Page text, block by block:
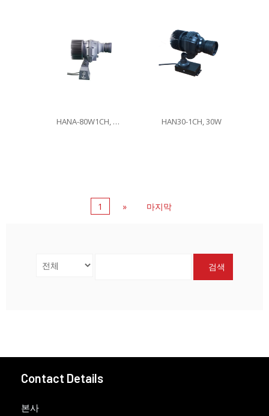
HANA-80W1CH, 80W HAN30-1CH, 30W
1 » 마지막
검색
Contact Details
본사